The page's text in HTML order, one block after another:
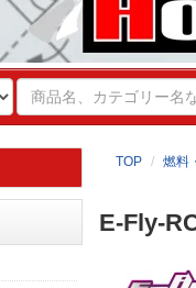
TOP 燃料
E-Fly-